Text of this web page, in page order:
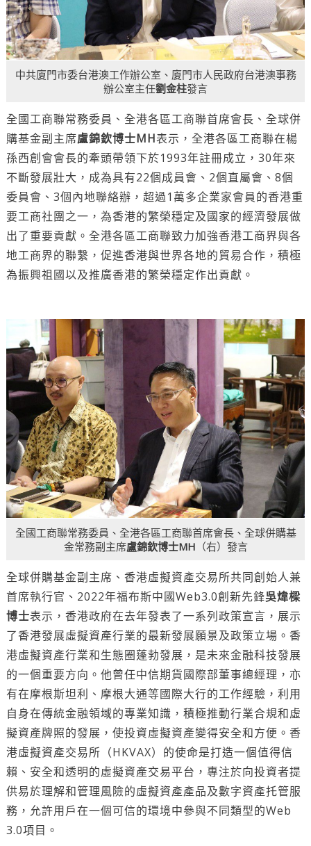
中共廈門市委台港澳工作辦公室、廈門市人民政府台港澳事務
辦公室主任劉金柱發言
全國工商聯常務委員、全港各區工商聯首席會長、全球併
購基金副主席盧錦欽博士MH表示，全港各區工商聯在楊
孫西創會會長的牽頭帶領下於1993年註冊成立，30年來
不斷發展壯大，成為具有22個成員會、2個直屬會、8個
委員會、3個內地聯絡辦，超過1萬多企業家會員的香港重
要工商社團之一，為香港的繁榮穩定及國家的經濟發展做
出了重要貢獻。全港各區工商聯致力加強香港工商界與各
地工商界的聯繫，促進香港與世界各地的貿易合作，積極
為振興祖國以及推廣香港的繁榮穩定作出貢獻。
全國工商聯常務委員、全港各區工商聯首席會長、全球併購基
金常務副主席盧錦欽博士MH （右）發言
全球併購基金副主席、香港虛擬資產交易所共同創始人兼
首席執行官、2022年福布斯中國Web3.0創新先鋒吳煒樑
博士表示，香港政府在去年發表了一系列政策宣言，展示
了香港發展虛擬資產行業的最新發展願景及政策立場 。香
港虛擬資產行業和生態圈蓬勃發展，是未來金融科技發展
的一個重要方向。他曾任中信期貨國際部董事總經理，亦
有在摩根斯坦利、摩根大通等國際大行的工作經驗，利用
自身在傳統金融領域的專業知識，積極推動行業合規和虛
擬資產牌照的發展，使投資虛擬資產變得安全和方便。香
港虛擬資產交易所（HKVAX）的使命是打造一個值得信
賴、安全和透明的虛擬資產交易平台，專注於向投資者提
供易於理解和管理風險的虛擬資產產品及數字資產托管服
務，允許用戶在一個可信的環境中參與不同類型的Web
3.0項目。